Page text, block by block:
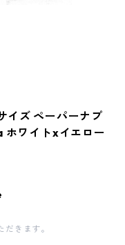
イズ ペーパーナプ
ワイトxイエロー
きます。